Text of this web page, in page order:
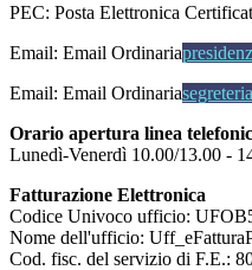
PEC: Posta Elettronica
Email: Email Ordinaria
Email: Email Ordinaria
Orario apertura linea
Lunedì-Venerdì 10.00/13.00 -
Fatturazione Elettronica
Codice Univoco ufficio:
Nome dell'ufficio:
Cod. fisc. del servizio di F.E.: